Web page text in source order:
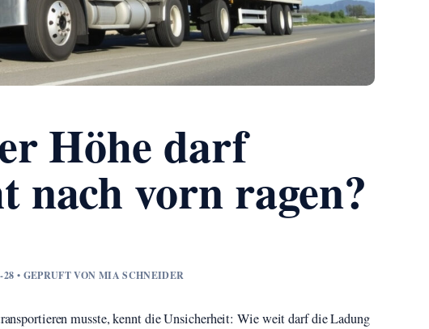
Höhe darf
nach vorn ragen?
• GEPRUFT VON MIA SCHNEIDER
musste, kennt die Unsicherheit: Wie weit darf die Ladung